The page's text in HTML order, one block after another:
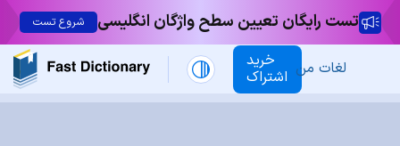
تست رایگان تعیین سطح واژگان انگلیسی شروع تست
خرید
اشتراک لغات من